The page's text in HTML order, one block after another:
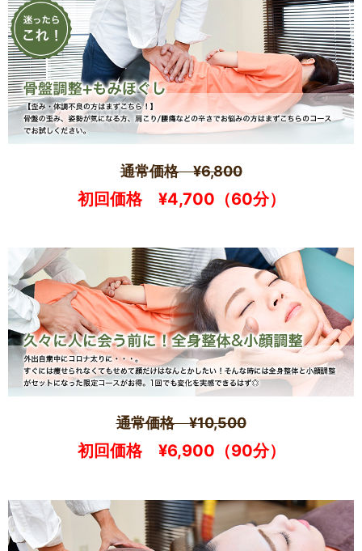
通常価格 ¥6,800
初回価格 ¥4,700（60分）
通常価格 ¥10,500
初回価格 ¥6,900（90分）